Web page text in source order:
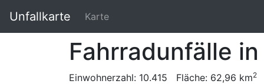
Unfallkarte Karte
Fahrradunfälle
Einwohnerzahl: 10.415 Fläche: 62,96 km2